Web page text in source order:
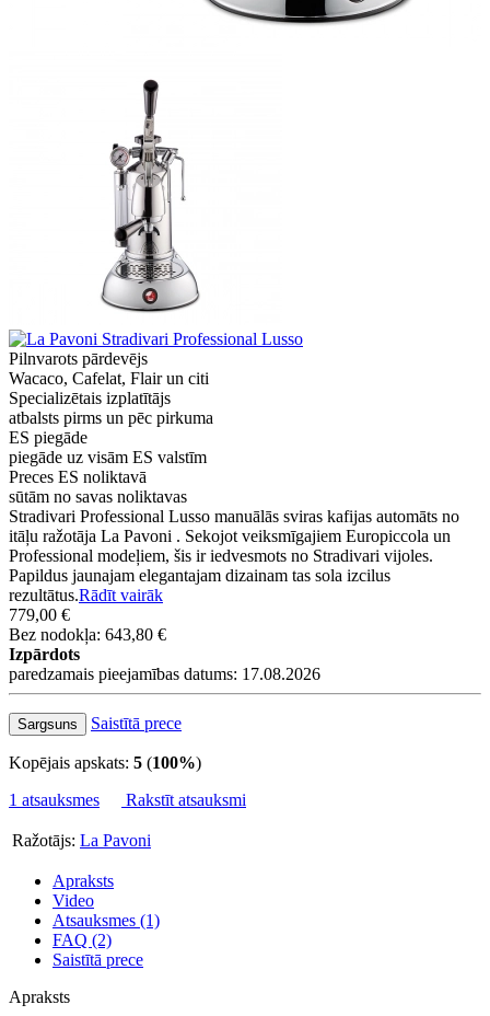
Pilnvarots pārdevējs
Wacaco, Cafelat, Flair un citi
Specializētais izplatītājs
atbalsts pirms un pēc pirkuma
ES piegāde
piegāde uz visām ES valstīm
Preces ES noliktavā
sūtām no savas noliktavas
Stradivari Professional Lusso manuālās sviras kafijas automāts no
itāļu ražotāja La Pavoni . Sekojot veiksmīgajiem Europiccola un
Professional modeļiem, šis ir iedvesmots no Stradivari vijoles.
Papildus jaunajam elegantajam dizainam tas sola izcilus
rezultātus.Rādīt vairāk
779,00 €
Bez nodokļa: 643,80 €
Izpārdots
paredzamais pieejamības datums: 17.08.2026
Sargsuns Saistītā prece
Kopējais apskats: 5 (100%)
1 atsauksmes
Rakstīt atsauksmi
Ražotājs: La Pavoni
Apraksts
Video
Atsauksmes (1)
FAQ (2)
Saistītā prece
Apraksts